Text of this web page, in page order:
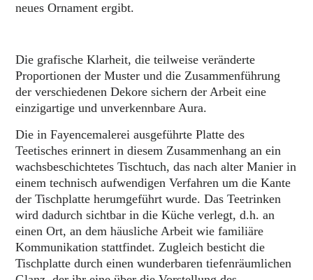
neues Ornament ergibt.
Die grafische Klarheit, die teilweise veränderte
Proportionen der Muster und die Zusammenführung
der verschiedenen Dekore sichern der Arbeit eine
einzigartige und unverkennbare Aura.
Die in Fayencemalerei ausgeführte Platte des
Teetisches erinnert in diesem Zusammenhang an ein
wachsbeschichtetes Tischtuch, das nach alter Manier in
einem technisch aufwendigen Verfahren um die Kante
der Tischplatte herumgeführt wurde. Das Teetrinken
wird dadurch sichtbar in die Küche verlegt, d.h. an
einen Ort, an dem häusliche Arbeit wie familiäre
Kommunikation stattfindet. Zugleich besticht die
Tischplatte durch einen wunderbaren tiefenräumlichen